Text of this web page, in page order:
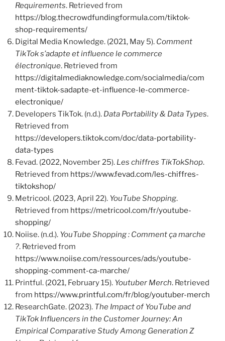
Requirements. Retrieved from
https://blog.thecrowdfundingformula.com/tiktok-
shop-requirements/
Digital Media Knowledge. (2021, May 5). Comment
TikTok s’adapte et influence le commerce
électronique. Retrieved from
https://digitalmediaknowledge.com/socialmedia/com
ment-tiktok-sadapte-et-influence-le-commerce-
electronique/
Developers TikTok. (n.d.). Data Portability & Data Types.
Retrieved from
https://developers.tiktok.com/doc/data-portability-
data-types
Fevad. (2022, November 25). Les chiffres TikTokShop.
Retrieved from https://www.fevad.com/les-chiffres-
tiktokshop/
Metricool. (2023, April 22). YouTube Shopping.
Retrieved from https://metricool.com/fr/youtube-
shopping/
Noiise. (n.d.). YouTube Shopping : Comment ça marche
?. Retrieved from
https://www.noiise.com/ressources/ads/youtube-
shopping-comment-ca-marche/
Printful. (2021, February 15). Youtuber Merch. Retrieved
from https://www.printful.com/fr/blog/youtuber-merch
ResearchGate. (2023). The Impact of YouTube and
TikTok Influencers in the Customer Journey: An
Empirical Comparative Study Among Generation Z